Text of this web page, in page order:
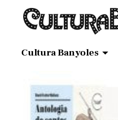
Cultura Banyoles